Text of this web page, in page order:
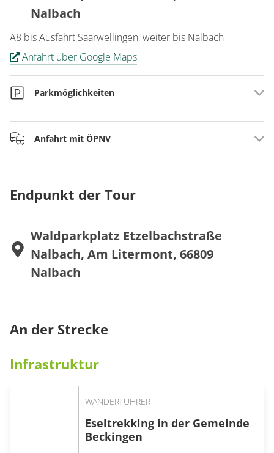
Nalbach
A8 bis Ausfahrt Saarwellingen, weiter bis Nalbach
Anfahrt über Google Maps
Parkmöglichkeiten
Am Waldparkplatz am Ende der Etzelbachstraße, Nalbach
Anfahrt mit ÖPNV
403 oder 466 bis Nalbach Kirche oder Piesbach Kirche,
von dort ca. 30 Min Fußweg.
Endpunkt der Tour
Waldparkplatz Etzelbachstraße
Nalbach, Am Litermont, 66809
Nalbach
An der Strecke
Infrastruktur
WANDERFÜHRER
Eseltrekking in der Gemeinde
Beckingen